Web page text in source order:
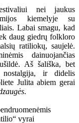
nei jaukus
kiemelyje su
Labai smagu, kad
daug giedrų folkloro
ratiliokų, saujelė.
dainuojančias
Aš šališka, bet
ir didelis
Julita abiem gerai
.